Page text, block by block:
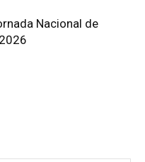
Nacional de